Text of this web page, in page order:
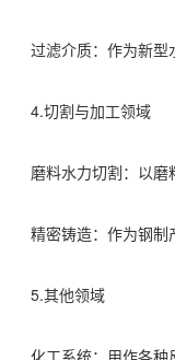
过滤介质‌：作为新型水
4.切割与加工领域‌
磨料水力切割‌：以磨料
精密铸造‌：作为钢制
5.其他领域‌
化工系统‌：用作各种反